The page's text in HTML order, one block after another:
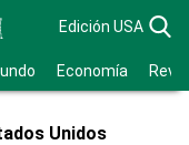
Edición USA
Economía
Unidos